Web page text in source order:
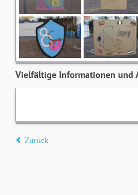
Vielfältige Informationen und
Zurück